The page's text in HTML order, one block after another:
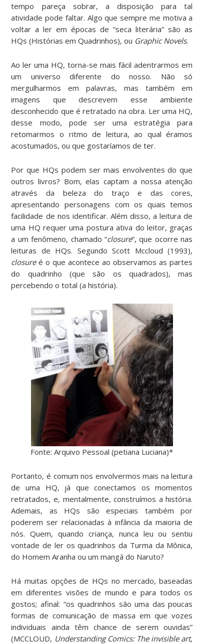
tempo pareça sobrar, a disposição para tal
atividade pode faltar. Algo que sempre me motiva a
voltar a ler em épocas de “seca literária” são as
HQs (Histórias em Quadrinhos), ou Graphic Novels.
Ao ler uma HQ, torna-se mais fácil adentrarmos em
um universo diferente do nosso. Não só
mergulharmos em palavras, mas também em
imagens que descrevem esse ambiente
desconhecido que é retratado na obra. Ler uma HQ,
desse modo, pode ser uma estratégia para
retomarmos o ritmo de leitura, ao qual éramos
acostumados, ou que gostaríamos de ter.
Por que HQs podem ser mais envolventes do que
outros livros? Bom, elas captam a nossa atenção
através da beleza do traço e das cores,
apresentando personagens com os quais temos
facilidade de nos identificar. Além disso, a leitura de
uma HQ requer uma postura ativa do leitor, graças
a um fenômeno, chamado “closure”, que ocorre nas
leituras de HQs. Segundo Scott Mccloud (1993),
closureé o que acontece ao observamos as partes
do quadrinho (que são os quadrados), mas
percebendo o total (a história).
Fonte: Arquivo Pessoal (petiana Luciana)*
Portanto, é comum nos envolvermos mais na leitura
de uma HQ, já que conectamos os momentos
retratados, e, mentalmente, construímos a história.
Ademais, as HQs são especiais também por
poderem ser relacionadas à infância da maioria de
nós. Quem, quando criança, nunca leu ou sentiu
vontade de ler os quadrinhos da Turma da Mônica,
do Homem Aranha ou um mangá do Naruto?
Há muitas opções de HQs no mercado, baseadas
em diferentes visões de mundo e para todos os
gostos; afinal: “os quadrinhos são uma das poucas
formas de comunicação de massa em que vozes
individuais ainda têm chance de serem ouvidas”
(MCCLOUD, Understanding Comics: The invisible art,